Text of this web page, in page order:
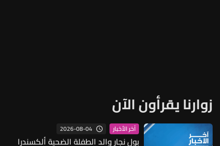
زوارنا يقرأون الآن
آخر الأخبار 2026-08-04
بول نجار والد الطفلة الضحية ألكسندرا